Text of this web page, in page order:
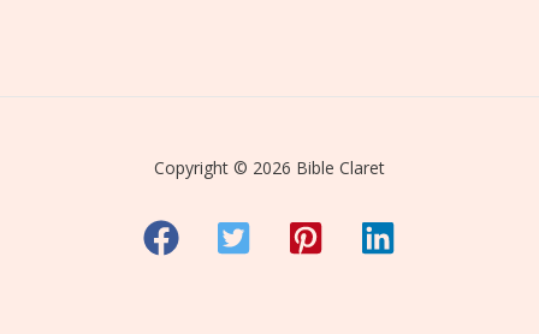
Copyright © 2026 Bible Claret